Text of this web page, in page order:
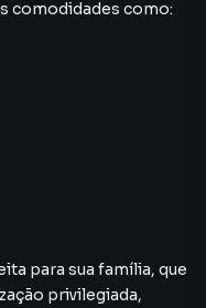
comodidades como:
para sua família, que
privilegiada,